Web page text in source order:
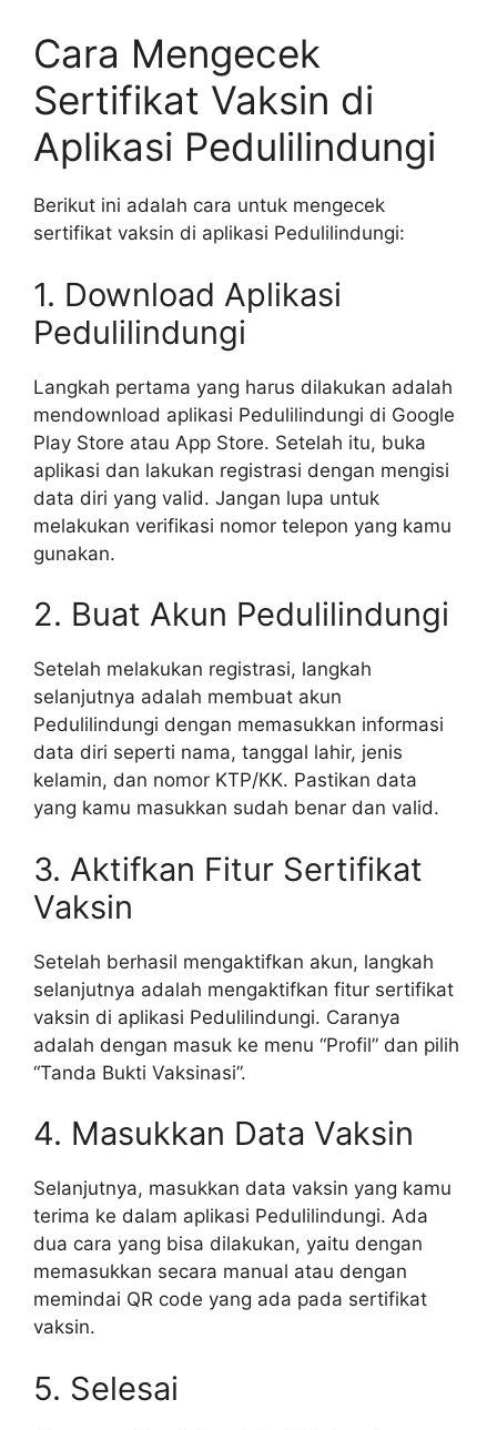
Cara Mengecek
Sertifikat Vaksin di
Aplikasi Pedulilindungi
Berikut ini adalah cara untuk mengecek
sertifikat vaksin di aplikasi Pedulilindungi:
1. Download Aplikasi
Pedulilindungi
Langkah pertama yang harus dilakukan adalah
mendownload aplikasi Pedulilindungi di Google
Play Store atau App Store. Setelah itu, buka
aplikasi dan lakukan registrasi dengan mengisi
data diri yang valid. Jangan lupa untuk
melakukan verifikasi nomor telepon yang kamu
gunakan.
2. Buat Akun Pedulilindungi
Setelah melakukan registrasi, langkah
selanjutnya adalah membuat akun
Pedulilindungi dengan memasukkan informasi
data diri seperti nama, tanggal lahir, jenis
kelamin, dan nomor KTP/KK. Pastikan data
yang kamu masukkan sudah benar dan valid.
3. Aktifkan Fitur Sertifikat
Vaksin
Setelah berhasil mengaktifkan akun, langkah
selanjutnya adalah mengaktifkan fitur sertifikat
vaksin di aplikasi Pedulilindungi. Caranya
adalah dengan masuk ke menu “Profil” dan pilih
“Tanda Bukti Vaksinasi”.
4. Masukkan Data Vaksin
Selanjutnya, masukkan data vaksin yang kamu
terima ke dalam aplikasi Pedulilindungi. Ada
dua cara yang bisa dilakukan, yaitu dengan
memasukkan secara manual atau dengan
memindai QR code yang ada pada sertifikat
vaksin.
5. Selesai